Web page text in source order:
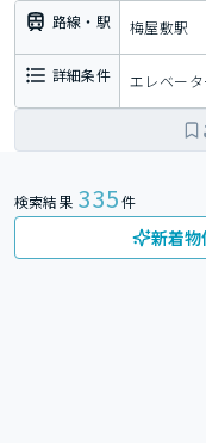
路線・駅 梅屋敷駅
詳細条件 エレベータ
検索結果 335件
新着物